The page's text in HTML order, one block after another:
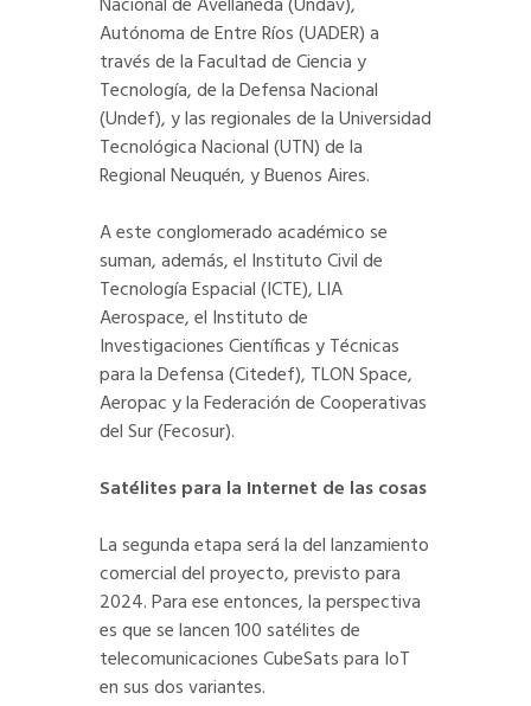
Autónoma de Entre Ríos (UADER) a
través de la Facultad de Ciencia y
Tecnología, de la Defensa Nacional
(Undef), y las regionales de la Universidad
Tecnológica Nacional (UTN) de la
Regional Neuquén, y Buenos Aires.
A este conglomerado académico se
suman, además, el Instituto Civil de
Tecnología Espacial (ICTE), LIA
Aerospace, el Instituto de
Investigaciones Científicas y Técnicas
para la Defensa (Citedef), TLON Space,
Aeropac y la Federación de Cooperativas
del Sur (Fecosur).
Satélites para la Internet de las cosas
La segunda etapa será la del lanzamiento
comercial del proyecto, previsto para
2024. Para ese entonces, la perspectiva
es que se lancen 100 satélites de
telecomunicaciones CubeSats para IoT
en sus dos variantes.